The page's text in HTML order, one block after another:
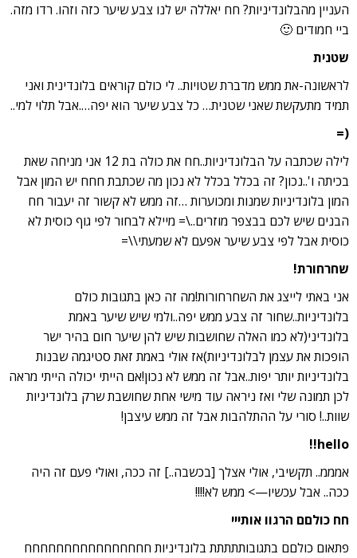
העניין מהבלונדיניות? חח יאללה יש לנו צבע שיער כזה וזהו. רדו מזה.
ביי חמודים 🙂
שטנית
לראשונה-את ממש מדברת שטויות.. לי כולם קוראים בלונדינית ואני
תמיד מתעקשת שאני שטנית… כל צבע שיער הוא יפה….אבל תלוי למי..
(=
לילה שכתבה על הבלונדיניות..חח את כולה בת 12 אני מניחה שאת
בכיתה ו'..נכון? זה בכלל בכלל לא נכון מה שכתבת חחח יש המון אבל
המון בלונדיניות שמנות ומכוערות …זה ממש לא קשור זה יעבור חח
הבנים שיש לכם בבצפר מוזרים..\= מיילא לבחור לפי גוף כוסית לא
כוסית אבל לפי צבע שיער אפעם לא שמעתי\\=
שחרחורת!
אני באתי לייצג את השחרחורות!מה זה כאן בתגובות כולם
בלונדיניות..שחור זה צבע ממש יפה..ולמי שיש שיער באמת
בלונדיני(לא כמו האלה שחושבות שיש להן שיער חום בהיר ישר
הופכות את עצמן לבלונדיניות)אז אולי באמת זאת סטיגמה שבנות
בלונדיניות יותר יפות..אבל זה ממש לא נכון!אם הייתי יכולה הייתי מראה
לכן תמונה שלי ואז ניראה עוד מישי אחת שחושבת שרק בלונדיניות
שוות..! סורי על ההתלהבות אבל זה ממש עיצבן!
hello!!
אמממ.. תקשיבי, אולי אצלך [בכשבה..] זה ככה, ואולי פעם זה היה
ככה.. אבל עכשיו—> ממש לא!!!!
חח כולםם הרגוו אותייי
פתאום כולםם בתגובותתתתת בלונדיניות חחחחחחחחחחחחחחחח